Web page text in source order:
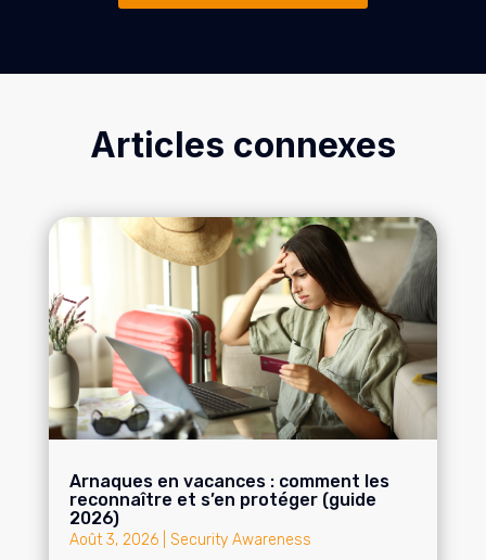
Articles connexes
Arnaques en vacances : comment les
reconnaître et s’en protéger (guide
2026)
Août 3, 2026| Security Awareness